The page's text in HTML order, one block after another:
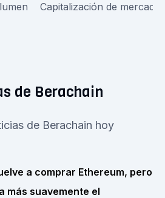
Capitalización de mercado
de Berachain
de Berachain hoy
a comprar Ethereum, pero
más suavemente el